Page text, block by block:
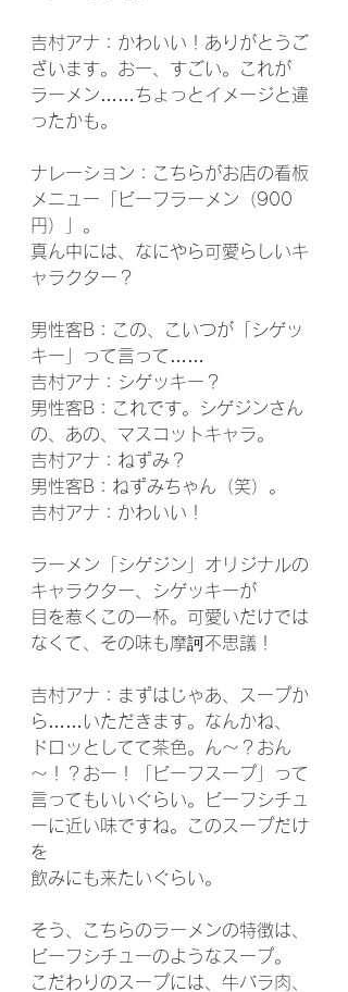
吉村アナ：かわいい！ありがとうご
ざいます。おー、すごい。これが
ラーメン……ちょっとイメージと違
ったかも。
ナレーション：こちらがお店の看板
メニュー「ビーフラーメン（900
円）」。
真ん中には、なにやら可愛らしいキ
ャラクター？
男性客B：この、こいつが「シゲッ
キー」って言って……
吉村アナ：シゲッキー？
男性客B：これです。シゲジンさん
の、あの、マスコットキャラ。
吉村アナ：ねずみ？
男性客B：ねずみちゃん（笑）。
吉村アナ：かわいい！
ラーメン「シゲジン」オリジナルの
キャラクター、シゲッキーが
目を惹くこの一杯。可愛いだけでは
なくて、その味も摩訶不思議！
吉村アナ：まずはじゃあ、スープか
ら……いただきます。なんかね、
ドロッとしてて茶色。ん～？おん
～！？おー！「ビーフスープ」って
言ってもいいぐらい。ビーフシチュ
ーに近い味ですね。このスープだけ
を
飲みにも来たいぐらい。
そう、こちらのラーメンの特徴は、
ビーフシチューのようなスープ。
こだわりのスープには、牛バラ肉、